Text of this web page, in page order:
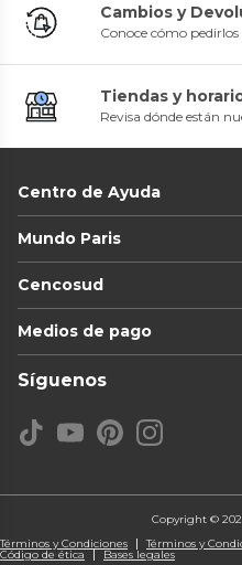
Cambios y
Conoce cómo pedirlos
Tiendas y
Revisa dónde están
Centro de Ayuda
Mundo Paris
Cencosud
Medios de pago
Síguenos
Copyright ©
Términos y Condiciones
Términos y
Código de ética Bases legales